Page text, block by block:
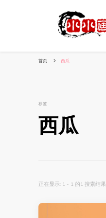
首页 西瓜
标签
西瓜
正在显示: 1 - 1 的1 搜索结果